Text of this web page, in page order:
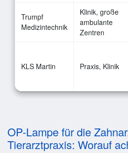
Trumpf
Medizintechnik
Klinik, große
ambulante
Zentren
KLS Martin Praxis, Klinik
OP-Lampe für die
Tierarztpraxis: Worauf